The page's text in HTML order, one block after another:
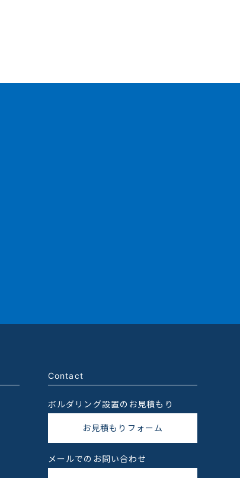
Contact
ボルダリング設置のお見積もり
お見積もりフォーム
メールでのお問い合わせ